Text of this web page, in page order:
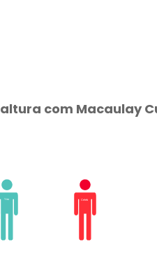
com Macaulay